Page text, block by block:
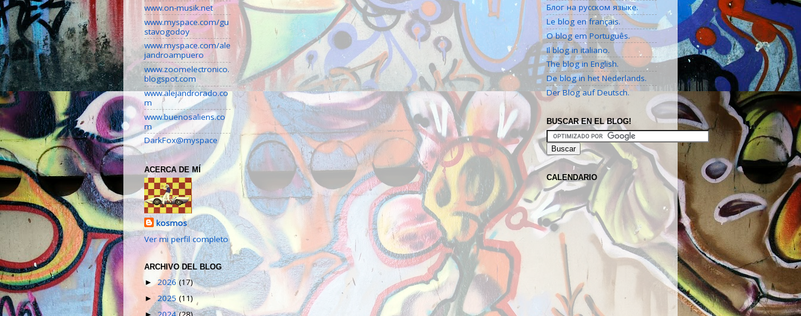
www.on-musik.net
www.myspace.com/gu
stavogodoy
www.myspace.com/ale
jandroampuero
www.zoomelectronico.
blogspot.com
www.alejandrorado.co
m
www.buenosaliens.co
m
DarkFox@myspace
ACERCA DE MÍ
kosmos
Ver mi perfil completo
ARCHIVO DEL BLOG
►2026 (17)
►2025 (11)
Блог на русском языке.
Le blog en français.
O blog em Português.
Il blog in italiano.
The blog in English.
De blog in het Nederlands.
Der Blog auf Deutsch.
BUSCAR EN EL BLOG!
CALENDARIO